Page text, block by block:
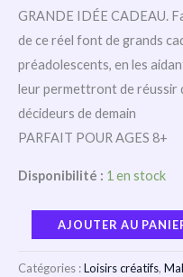
GRANDE IDÉE CADEAU.
de ce réel font de grands
préadolescents, en les
leur permettront de réussir
décideurs de demain
PARFAIT POUR AGES 8+
Disponibilité : 1 en stock
AJOUTER AU
Catégories :Loisirs créatifs,